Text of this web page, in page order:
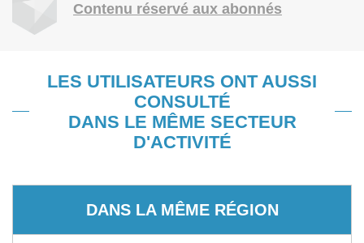
Contenu réservé aux abonnés
LES UTILISATEURS ONT AUSSI
CONSULTÉ
DANS LE MÊME SECTEUR
D'ACTIVITÉ
DANS LA MÊME RÉGION